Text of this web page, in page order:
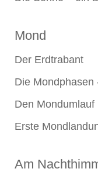
Mond
Der Erdtrabant
Die Mondphasen
Den
Erste
Am